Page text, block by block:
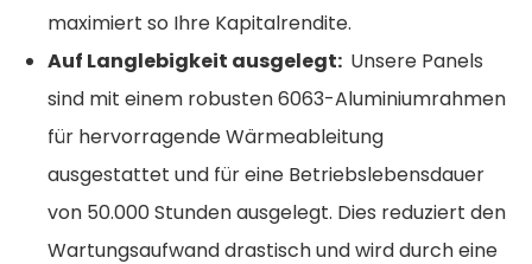
maximiert so Ihre Kapitalrendite.
Auf Langlebigkeit ausgelegt: Unsere Panels
sind mit einem robusten 6063-Aluminiumrahmen
für hervorragende Wärmeableitung
ausgestattet und für eine Betriebslebensdauer
von 50.000 Stunden ausgelegt. Dies reduziert den
Wartungsaufwand drastisch und wird durch eine